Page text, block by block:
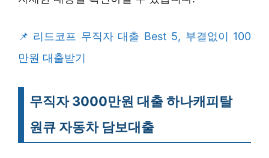
리드코프 무직자 대출 Best 5, 부결없이 100
만원 대출받기
무직자 3000만원 대출 하나캐피탈
원큐 자동차 담보대출